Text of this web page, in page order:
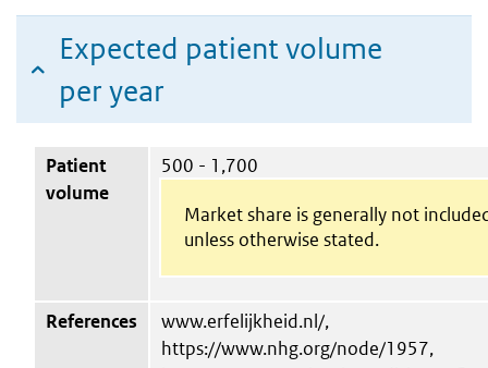
Expected patient volume
per year
Patient
volume
500 - 1,700
Market share is generally not
unless otherwise stated.
References
www.erfelijkheid.nl/,
https://www.nhg.org/node/1957,